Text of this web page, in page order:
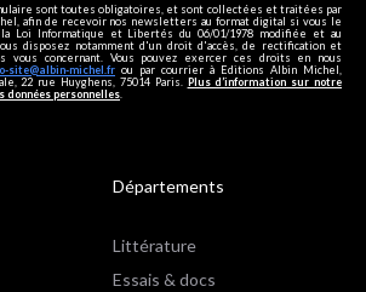
sont toutes obligatoires, et sont collectées et traitées par
afin de recevoir nos newsletters au format digital si vous le
la Loi Informatique et Libertés du 06/01/1978 modifiée et au
disposez notamment d'un droit d'accès, de rectification et
vous concernant. Vous pouvez exercer ces droits en nous
site@albin-michel.fr ou par courrier à Editions Albin Michel,
22 rue Huyghens, 75014 Paris. Plus d’information sur notre
personnelles
Départements
Littérature
Essais & docs